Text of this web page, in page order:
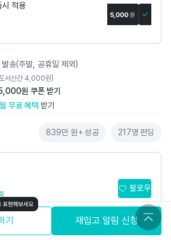
시 적용
송(주말, 공휴일 제외)
서산간 4,000원)
원 쿠폰 받기
무료 혜택 받기
839만 원+성공 217명 펀딩
팔로우
펀딩·프리오더·스토어 합산
기 재입고 알림 신청